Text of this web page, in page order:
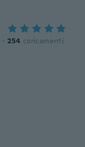
· 254 caricamenti